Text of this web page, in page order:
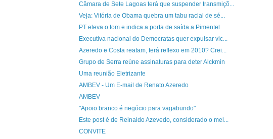
Câmara de Sete Lagoas terá que suspender transmiçõ...
Veja: Vitória de Obama quebra um tabu racial de sé...
PT eleva o tom e indica a porta de saída a Pimentel
Executiva nacional do Democratas quer expulsar vic...
Azeredo e Costa reatam, terá reflexo em 2010? Crei...
Grupo de Serra reúne assinaturas para deter Alckmin
Uma reunião Eletrizante
AMBEV - Um E-mail de Renato Azeredo
AMBEV
"Apoio branco é negócio para vagabundo"
Este post é de Reinaldo Azevedo, considerado o mel...
CONVITE